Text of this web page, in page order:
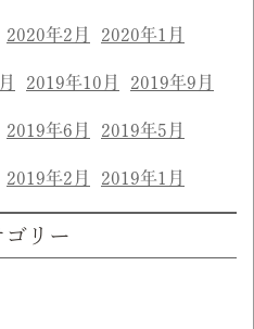
2020年2月 2020年1月
2019年10月 2019年9月
2019年6月 2019年5月
2019年2月 2019年1月
ゴリー